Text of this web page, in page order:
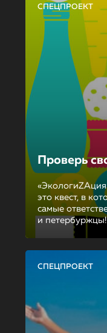
СПЕЦПРОЕКТ
Проверь
это квест, в
самые
и петербуржцы!
СПЕЦПРОЕКТ